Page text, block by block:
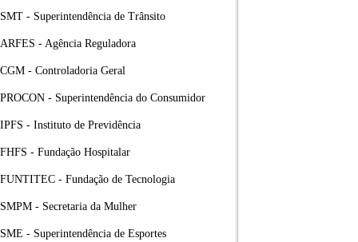
SMT - Superintendência de Trânsito
ARFES - Agência Reguladora
CGM - Controladoria Geral
PROCON - Superintendência do Consumidor
IPFS - Instituto de Previdência
FHFS - Fundação Hospitalar
FUNTITEC - Fundação de Tecnologia
SMPM - Secretaria da Mulher
SME - Superintendência de Esportes